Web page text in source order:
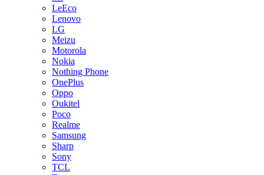
LeEco
Lenovo
LG
Meizu
Motorola
Nokia
Nothing Phone
OnePlus
Oppo
Oukitel
Poco
Realme
Samsung
Sharp
Sony
TCL